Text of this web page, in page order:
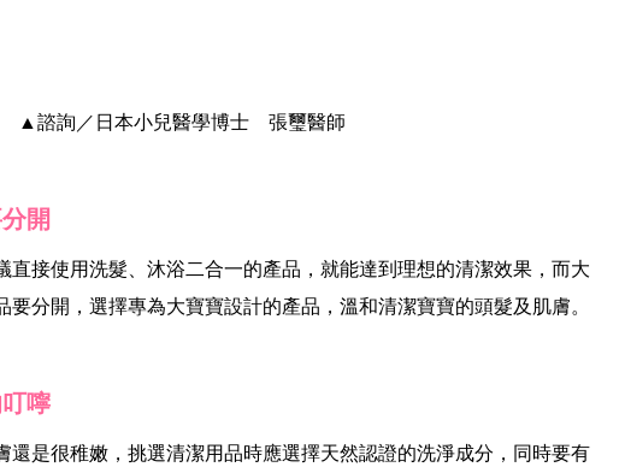
▲諮詢／日本小兒醫學博士 張璽醫師
開
直接使用洗髮、沐浴二合一的產品，就能達到理想的清潔效果，而大
要分開，選擇專為大寶寶設計的產品，溫和清潔寶寶的頭髮及肌膚。
嚀
還是很稚嫩，挑選清潔用品時應選擇天然認證的洗淨成分，同時要有